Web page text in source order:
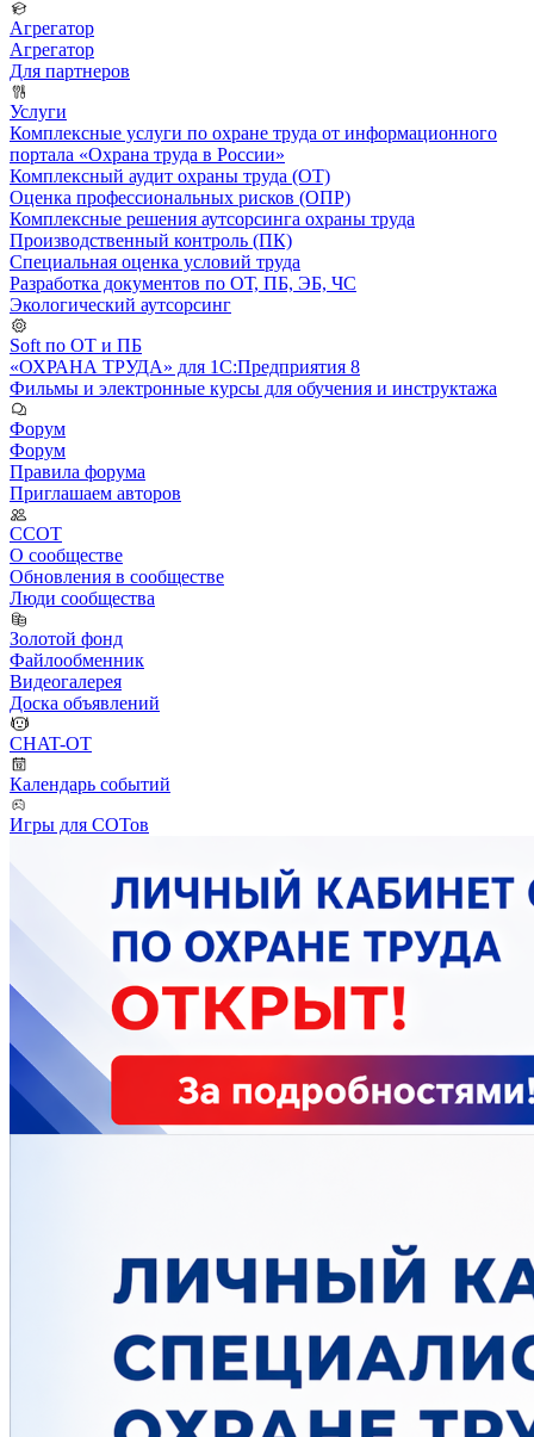
Агрегатор
Агрегатор
Для партнеров
Услуги
Комплексные услуги по охране труда от информационного
портала «Охрана труда в России»
Комплексный аудит охраны труда (ОТ)
Оценка профессиональных рисков (ОПР)
Комплексные решения аутсорсинга охраны труда
Производственный контроль (ПК)
Специальная оценка условий труда
Разработка документов по ОТ, ПБ, ЭБ, ЧС
Экологический аутсорсинг
Soft по ОТ и ПБ
«ОХРАНА ТРУДА» для 1С:Предприятия 8
Фильмы и электронные курсы для обучения и инструктажа
Форум
Форум
Правила форума
Приглашаем авторов
ССОТ
О сообществе
Обновления в сообществе
Люди сообщества
Золотой фонд
Файлообменник
Видеогалерея
Доска объявлений
CHAT-OT
Календарь событий
Игры для СОТов